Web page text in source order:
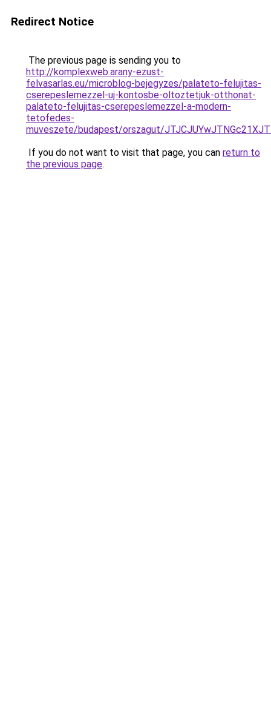
Redirect Notice
The previous page is sending you to
http://komplexweb.arany-ezust-
felvasarlas.eu/microblog-bejegyzes/palateto-felujitas-
cserepeslemezzel-uj-kontosbe-oltoztetjuk-otthonat-
palateto-felujitas-cserepeslemezzel-a-modern-
tetofedes-
muveszete/budapest/orszagut/
If you do not want to visit that page, you can return to
the previous page.